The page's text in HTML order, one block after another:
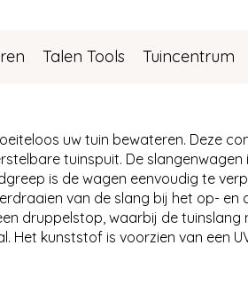
Talen Tools Tuincentrum
uw tuin bewateren. Deze
tuinspuit. De
is de wagen eenvoudig te
van de slang bij het op-
druppelstop, waarbij de tuinslang
Het kunststof is voorzien van een